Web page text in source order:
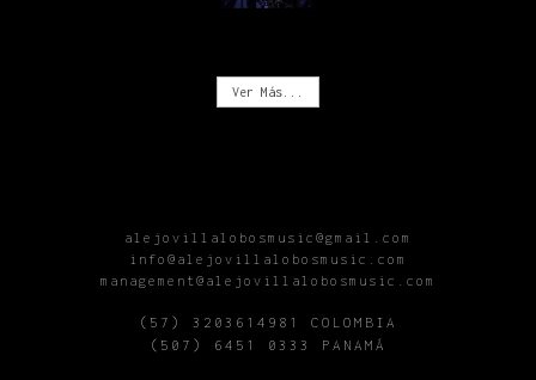
Ver Más...
alejovillalobosmusic@gmail.com
info@alejovillalobosmusic.com
management@alejovillalobosmusic.com
(57) 3203614981 COLOMBIA
(507) 6451 0333 PANAMÁ